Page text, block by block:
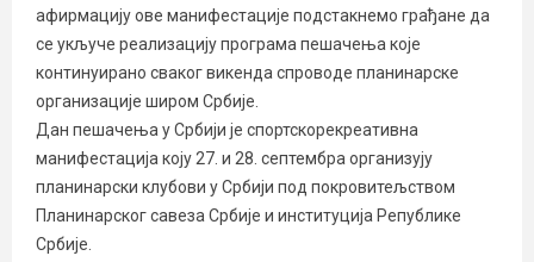
афирмацију ове манифестације подстакнемо грађане да
се укључе реализацију програма пешачења које
континуирано сваког викенда спроводе планинарске
организације широм Србије.
Дан пешачења у Србији је спортскорекреативна
манифестација коју 27. и 28. септембра организују
планинарски клубови у Србији под покровитељством
Планинарског савеза Србије и институција Републике
Србије.